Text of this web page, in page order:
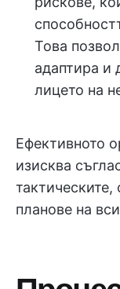
Това
адаптира и
лицето на
Ефективното
изисква
тактическите,
планове на